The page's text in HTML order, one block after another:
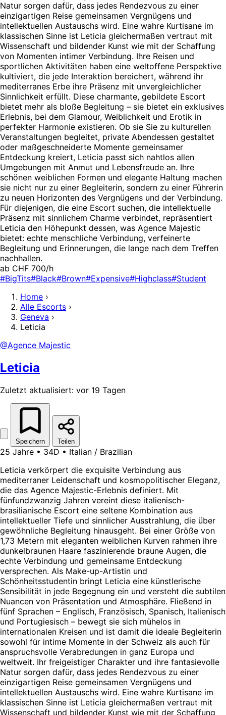
Natur sorgen dafür, dass jedes Rendezvous zu einer
einzigartigen Reise gemeinsamen Vergnügens und
intellektuellen Austauschs wird. Eine wahre Kurtisane im
klassischen Sinne ist Leticia gleichermaßen vertraut mit
Wissenschaft und bildender Kunst wie mit der Schaffung
von Momenten intimer Verbindung. Ihre Reisen und
sportlichen Aktivitäten haben eine weltoffene Perspektive
kultiviert, die jede Interaktion bereichert, während ihr
mediterranes Erbe ihre Präsenz mit unvergleichlicher
Sinnlichkeit erfüllt. Diese charmante, gebildete Escort
bietet mehr als bloße Begleitung – sie bietet ein exklusives
Erlebnis, bei dem Glamour, Weiblichkeit und Erotik in
perfekter Harmonie existieren. Ob sie Sie zu kulturellen
Veranstaltungen begleitet, private Abendessen gestaltet
oder maßgeschneiderte Momente gemeinsamer
Entdeckung kreiert, Leticia passt sich nahtlos allen
Umgebungen mit Anmut und Lebensfreude an. Ihre
schönen weiblichen Formen und elegante Haltung machen
sie nicht nur zu einer Begleiterin, sondern zu einer Führerin
zu neuen Horizonten des Vergnügens und der Verbindung.
Für diejenigen, die eine Escort suchen, die intellektuelle
Präsenz mit sinnlichem Charme verbindet, repräsentiert
Leticia den Höhepunkt dessen, was Agence Majestic
bietet: echte menschliche Verbindung, verfeinerte
Begleitung und Erinnerungen, die lange nach dem Treffen
nachhallen.
ab CHF 700/h
#BigTits#Black#Brown#Expensive#Highclass#Student
Home ›
Alle Escorts ›
Geneva ›
Leticia
@Agence Majestic
Leticia
Zuletzt aktualisiert: vor 19 Tagen
Speichern Teilen
25 Jahre • 34D • Italian / Brazilian
Leticia verkörpert die exquisite Verbindung aus
mediterraner Leidenschaft und kosmopolitischer Eleganz,
die das Agence Majestic-Erlebnis definiert. Mit
fünfundzwanzig Jahren vereint diese italienisch-
brasilianische Escort eine seltene Kombination aus
intellektueller Tiefe und sinnlicher Ausstrahlung, die über
gewöhnliche Begleitung hinausgeht. Bei einer Größe von
1,73 Metern mit eleganten weiblichen Kurven rahmen ihre
dunkelbraunen Haare faszinierende braune Augen, die
echte Verbindung und gemeinsame Entdeckung
versprechen. Als Make-up-Artistin und
Schönheitsstudentin bringt Leticia eine künstlerische
Sensibilität in jede Begegnung ein und versteht die subtilen
Nuancen von Präsentation und Atmosphäre. Fließend in
fünf Sprachen – Englisch, Französisch, Spanisch, Italienisch
und Portugiesisch – bewegt sie sich mühelos in
internationalen Kreisen und ist damit die ideale Begleiterin
sowohl für intime Momente in der Schweiz als auch für
anspruchsvolle Verabredungen in ganz Europa und
weltweit. Ihr freigeistiger Charakter und ihre fantasievolle
Natur sorgen dafür, dass jedes Rendezvous zu einer
einzigartigen Reise gemeinsamen Vergnügens und
intellektuellen Austauschs wird. Eine wahre Kurtisane im
klassischen Sinne ist Leticia gleichermaßen vertraut mit
Wissenschaft und bildender Kunst wie mit der Schaffung